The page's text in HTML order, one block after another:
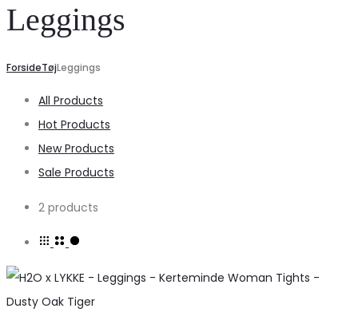
Leggings
ForsideTøjLeggings
All Products
Hot Products
New Products
Sale Products
2 products